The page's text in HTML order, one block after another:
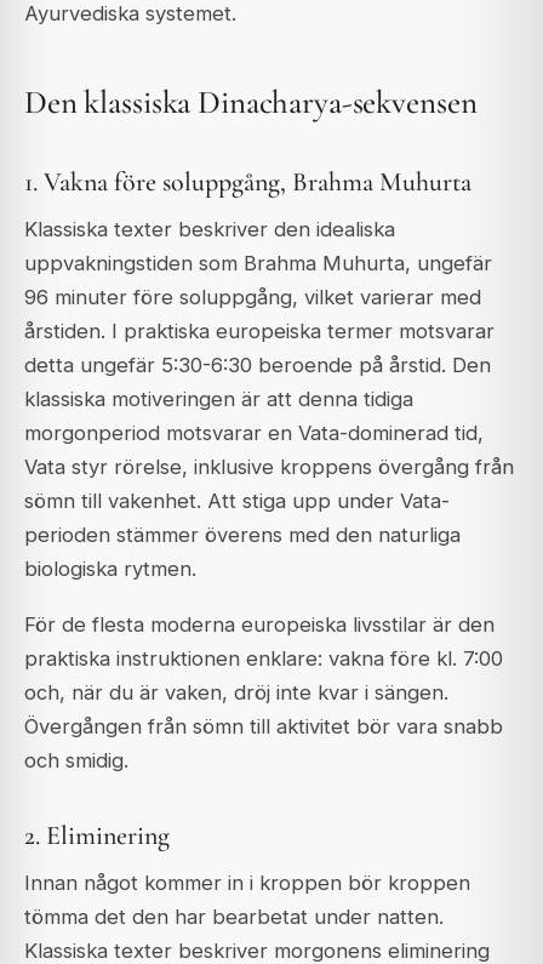
Ayurvediska systemet.
Den klassiska Dinacharya-sekvensen
1. Vakna före soluppgång, Brahma Muhurta
Klassiska texter beskriver den idealiska
uppvakningstiden som Brahma Muhurta, ungefär
96 minuter före soluppgång, vilket varierar med
årstiden. I praktiska europeiska termer motsvarar
detta ungefär 5:30-6:30 beroende på årstid. Den
klassiska motiveringen är att denna tidiga
morgonperiod motsvarar en Vata-dominerad tid,
Vata styr rörelse, inklusive kroppens övergång från
sömn till vakenhet. Att stiga upp under Vata-
perioden stämmer överens med den naturliga
biologiska rytmen.
För de flesta moderna europeiska livsstilar är den
praktiska instruktionen enklare: vakna före kl. 7:00
och, när du är vaken, dröj inte kvar i sängen.
Övergången från sömn till aktivitet bör vara snabb
och smidig.
2. Eliminering
Innan något kommer in i kroppen bör kroppen
tömma det den har bearbetat under natten.
Klassiska texter beskriver morgonens eliminering